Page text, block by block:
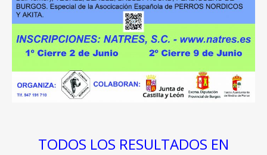
TODOS LOS RESULTADOS EN